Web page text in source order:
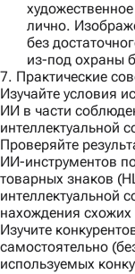
лично.
без
из-под охраны
7. Практические
Изучайте условия
ИИ в части
интеллектуальной
Проверяйте
ИИ-инструментов
товарных знаков
интеллектуальной
нахождения
Изучите
самостоятельно
используемых